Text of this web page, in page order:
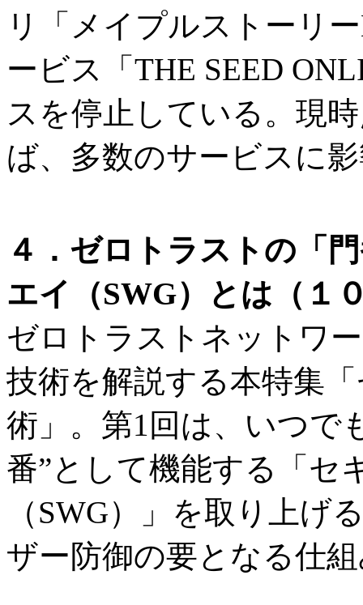
リ「メイプルストーリ
ービス「THE SEED
スを停止している。現
ば、多数のサービスに
４．ゼロトラストの「
エイ（SWG）とは（
ゼロトラストネットワ
技術を解説する本特集
術」。第1回は、いつで
番”として機能する「セ
（SWG）」を取り上げ
ザー防御の要となる仕